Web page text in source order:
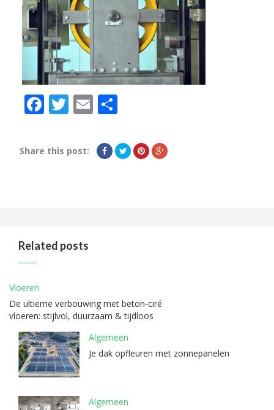
Facebook
Twitter
EmailDelen
Share this post:
Related posts
Vloeren
De ultieme verbouwing met beton-ciré
vloeren: stijlvol, duurzaam & tijdloos
Algemeen
Je dak opfleuren met zonnepanelen
Algemeen